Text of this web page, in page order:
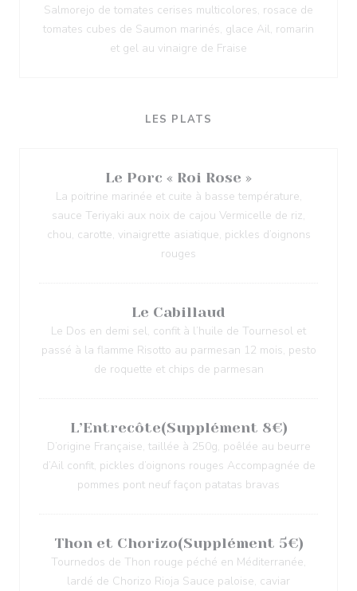
Salmorejo de tomates cerises multicolores, rosace de
tomates cubes de Saumon marinés, glace Ail, romarin
et gel au vinaigre de Fraise
LES PLATS
Le Porc « Roi Rose »
La poitrine marinée et cuite à basse température,
sauce Teriyaki aux noix de cajou Vermicelle de riz,
chou, carotte, vinaigrette asiatique, pickles d’oignons
rouges
Le Cabillaud
Le Dos en demi sel, confit à l’huile de Tournesol et
passé à la flamme Risotto au parmesan 12 mois, pesto
de roquette et chips de parmesan
L’Entrecôte(Supplément 8€)
D’origine Française, taillée à 250g, poêlée au beurre
d’Ail confit, pickles d’oignons rouges Accompagnée de
pommes pont neuf façon patatas bravas
Thon et Chorizo(Supplément 5€)
Tournedos de Thon rouge péché en Méditerranée,
lardé de Chorizo Rioja Sauce paloise, caviar